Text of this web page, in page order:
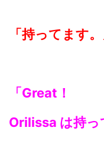
「持ってます。
「Great！
Orilissa は持っ